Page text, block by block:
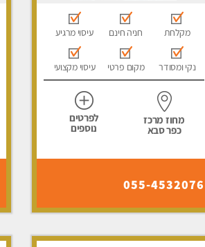
מקלחת חניה חינם עיסוי מרגיע
נקי ומסודר מקום פרטי עיסוי מקצועי
מחוז מרכז
כפר סבא
לפרטים
נוספים
055-4532076